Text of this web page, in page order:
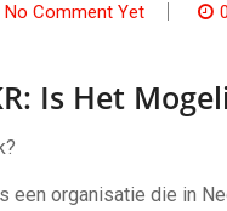
No Comment Yet
Is Het
een organisatie die in